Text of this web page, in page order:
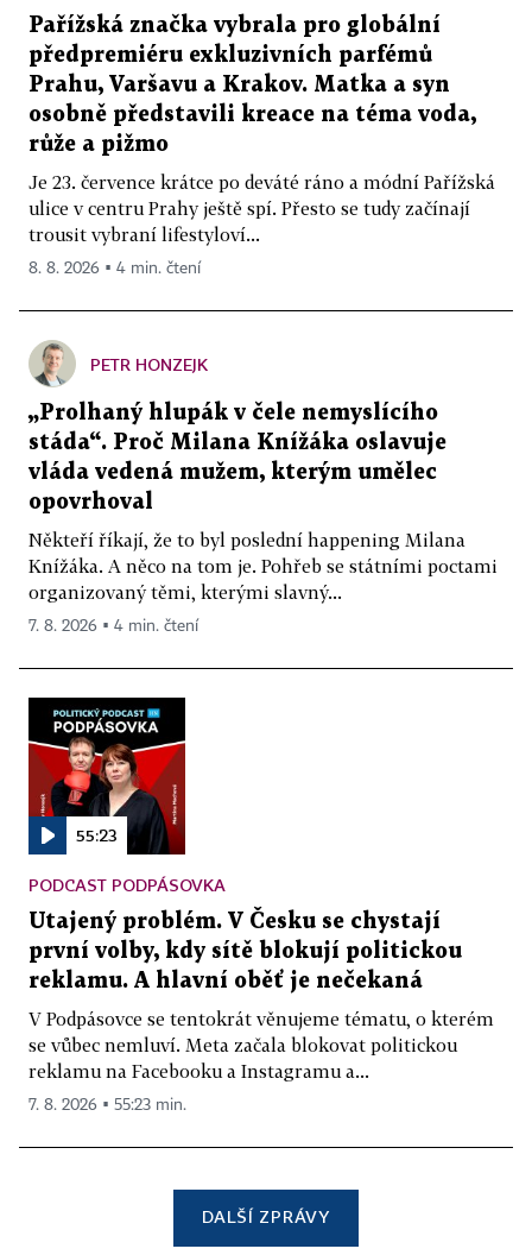
Pařížská značka vybrala pro globální
předpremiéru exkluzivních parfémů
Prahu, Varšavu a Krakov. Matka a syn
osobně představili kreace na téma voda,
růže a pižmo
Je 23. července krátce po deváté ráno a módní Pařížská
ulice v centru Prahy ještě spí. Přesto se tudy začínají
trousit vybraní lifestyloví...
8. 8. 2026 ▪ 4 min. čtení
PETR HONZEJK
„Prolhaný hlupák v čele nemyslícího
stáda“. Proč Milana Knížáka oslavuje
vláda vedená mužem, kterým umělec
opovrhoval
Někteří říkají, že to byl poslední happening Milana
Knížáka. A něco na tom je. Pohřeb se státními poctami
organizovaný těmi, kterými slavný...
7. 8. 2026 ▪ 4 min. čtení
55:23
PODCAST PODPÁSOVKA
Utajený problém. V Česku se chystají
první volby, kdy sítě blokují politickou
reklamu. A hlavní oběť je nečekaná
V Podpásovce se tentokrát věnujeme tématu, o kterém
se vůbec nemluví. Meta začala blokovat politickou
reklamu na Facebooku a Instagramu a...
7. 8. 2026 ▪ 55:23 min.
DALŠÍ ZPRÁVY